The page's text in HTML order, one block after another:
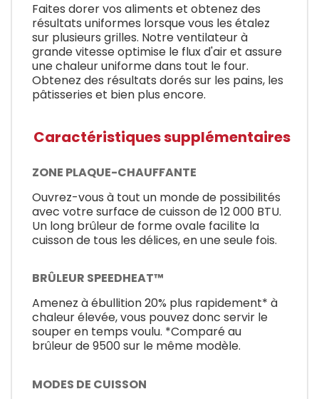
Faites dorer vos aliments et obtenez des
résultats uniformes lorsque vous les étalez
sur plusieurs grilles. Notre ventilateur à
grande vitesse optimise le flux d'air et assure
une chaleur uniforme dans tout le four.
Obtenez des résultats dorés sur les pains, les
pâtisseries et bien plus encore.
Caractéristiques supplémentaires
ZONE PLAQUE-CHAUFFANTE
Ouvrez-vous à tout un monde de possibilités
avec votre surface de cuisson de 12 000 BTU.
Un long brûleur de forme ovale facilite la
cuisson de tous les délices, en une seule fois.
BRÛLEUR SPEEDHEAT™
Amenez à ébullition 20% plus rapidement* à
chaleur élevée, vous pouvez donc servir le
souper en temps voulu. *Comparé au
brûleur de 9500 sur le même modèle.
MODES DE CUISSON